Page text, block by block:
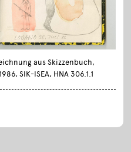
aus Skizzenbuch,
SIK-ISEA, HNA 306.1.1